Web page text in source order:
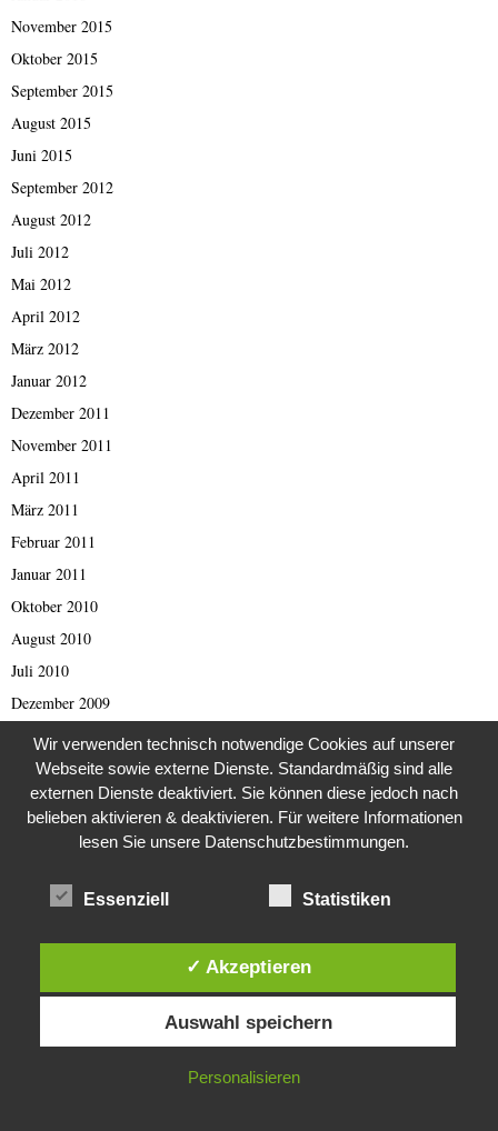
November 2015
Oktober 2015
September 2015
August 2015
Juni 2015
September 2012
August 2012
Juli 2012
Mai 2012
April 2012
März 2012
Januar 2012
Dezember 2011
November 2011
April 2011
März 2011
Februar 2011
Januar 2011
Oktober 2010
August 2010
Juli 2010
Dezember 2009
August 2009
März 2009
September 2001
Oktober 1998
April 1993
Juli 1988
Diese Website verwendet Cookies. Durch die weitere Nutzung dieser
Website stimmst du der Verwendung von Cookies zu.
IN ORDNUNG
Wir verwenden technisch notwendige Cookies auf unserer
Webseite sowie externe Dienste. Standardmäßig sind alle
externen Dienste deaktiviert. Sie können diese jedoch nach
belieben aktivieren & deaktivieren. Für weitere Informationen
lesen Sie unsere Datenschutzbestimmungen.
Essenziell Statistiken
✓ Akzeptieren
Auswahl speichern
Personalisieren